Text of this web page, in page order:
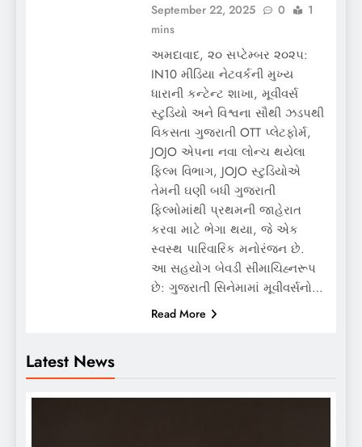
Latest News
September 22, 2025
0
1
mins
અમદાવાદ, ૨૦ સપ્ટેમ્બર ૨૦૨૫:
IN10 મીડિયા નેટવર્કની મુખ્ય
ધારાની કન્ટેન્ટ શાખા, મૂવીવર્સ
સ્ટુડિયો અને વિશ્વના સૌથી ઝડપથી
વિકસતા ગુજરાતી OTT પ્લેટફોર્મ,
JOJO એપના નવા લોન્ચ થયેલા
ફિલ્મ વિભાગ, JOJO સ્ટુડિયોએ
તેમની ઘણી બધી ગુજરાતી
ફિલ્મોમાંથી પ્રથમની જાહેરાત
કરવા માટે ભેગા થયા, જે એક
સ્વસ્થ પારિવારિક મનોરંજન છે.
આ સહયોગ બેવડી સીમાચિહ્નરૂપ
છે: ગુજરાતી સિનેમામાં મૂવીવર્સનો…
Read More